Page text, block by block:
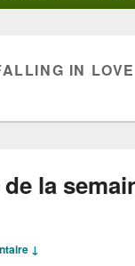
IN
la
↓